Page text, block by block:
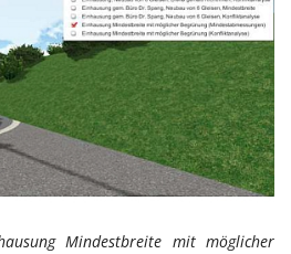
Mindestbreite mit möglicher